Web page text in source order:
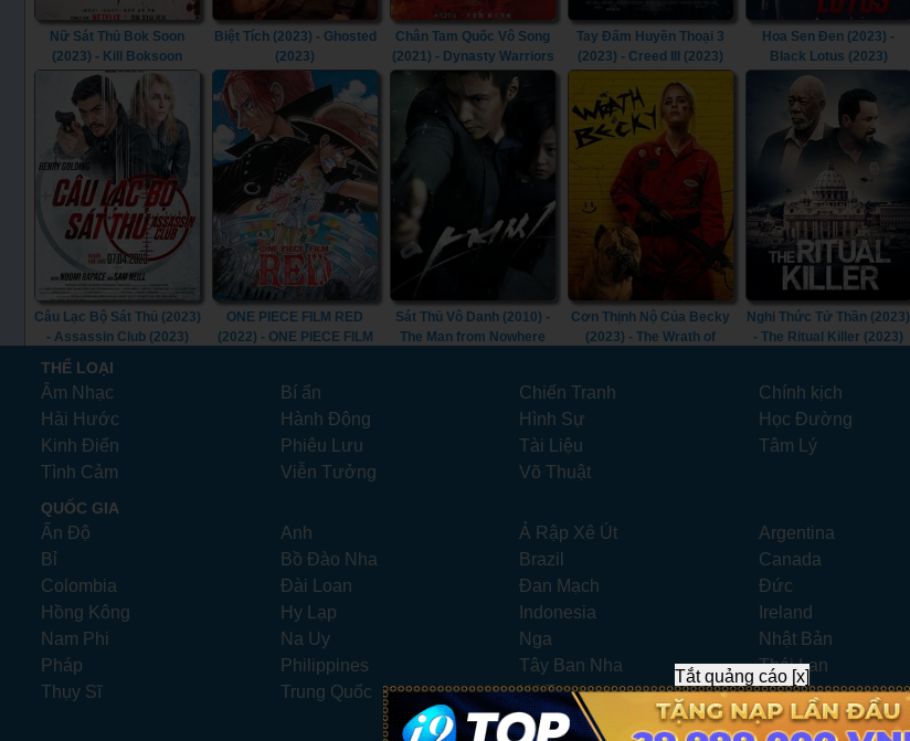
Nữ Sát Thủ Bok Soon
(2023) - Kill Boksoon
(2023)
Biệt Tích (2023) - Ghosted
(2023)
Chân Tam Quốc Vô Song
(2021) - Dynasty Warriors
(2021)
Tay Đấm Huyền Thoại 3
(2023) - Creed III (2023)
Hoa Sen Đen (2023) -
Black Lotus (2023)
Câu Lạc Bộ Sát Thủ (2023)
- Assassin Club (2023)
ONE PIECE FILM RED
(2022) - ONE PIECE FILM
Sát Thủ Vô Danh (2010) -
The Man from Nowhere
Cơn Thịnh Nộ Của Becky
(2023) - The Wrath of
Nghi Thức Tử Thần (2023)
- The Ritual Killer (2023)
THỂ LOẠI
Âm Nhạc Bí ẩn Chiến Tranh Chính kịch
Hài Hước
Hành Động Hình Sự Học Đường
Kinh Điển
Phiêu Lưu Tài Liệu Tâm Lý
Tình Cảm
Viễn Tưởng Võ Thuật
QUỐC GIA
Ấn Độ Anh Ả Rập Xê Út Argentina
Bỉ
Bồ Đào Nha Brazil Canada
Colombia
Đài Loan Đan Mạch Đức
Hồng Kông
Hy Lạp Indonesia Ireland
Nam Phi
Na Uy Nga Nhật Bản
Pháp
Philippines Tây Ban Nha Thái Lan
Thụy Sĩ
Trung Quốc UAE Úc
Website xem phim miễn phí.
Tắt quảng cáo [x]